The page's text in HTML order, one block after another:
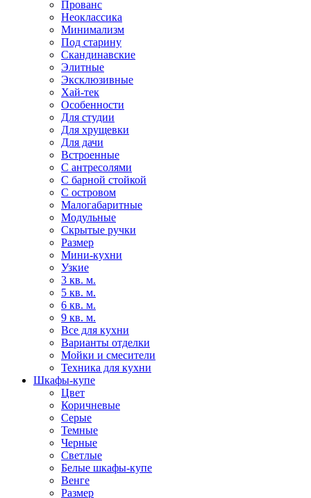
Прованс
Неоклассика
Минимализм
Под старину
Скандинавские
Элитные
Эксклюзивные
Хай-тек
Особенности
Для студии
Для хрущевки
Для дачи
Встроенные
С антресолями
С барной стойкой
С островом
Малогабаритные
Модульные
Скрытые ручки
Размер
Мини-кухни
Узкие
3 кв. м.
5 кв. м.
6 кв. м.
9 кв. м.
Все для кухни
Варианты отделки
Мойки и смесители
Техника для кухни
Шкафы-купе
Цвет
Коричневые
Серые
Темные
Черные
Светлые
Белые шкафы-купе
Венге
Размер